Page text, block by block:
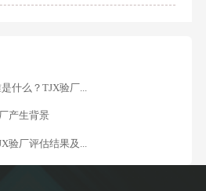
什么？TJX验厂...
产生背景
验厂评估结果及...